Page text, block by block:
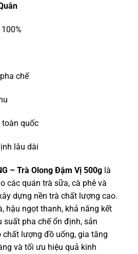
chế
toàn quốc
lâu dài
– Trà Olong Đậm Vị 500g là
các quán trà sữa, cà phê và
dựng nền trà chất lượng cao.
hậu ngọt thanh, khả năng kết
suất pha chế ổn định, sản
chất lượng đồ uống, gia tăng
và tối ưu hiệu quả kinh